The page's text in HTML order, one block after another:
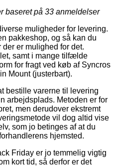
baseret på 33 anmeldelser
muligheder for levering.
pakkeshop, og så kan du
er mulighed for det.
samt i mange tilfælde
for fragt ved køb af Syncros
Mount (justerbart).
bestille varerne til levering
arbejdsplads. Metoden er for
men derudover ekstremt
vil dog altid vise
som jo betinges af at du
hjemsted.
Friday er jo temmelig vigtig
kort tid, så derfor er det